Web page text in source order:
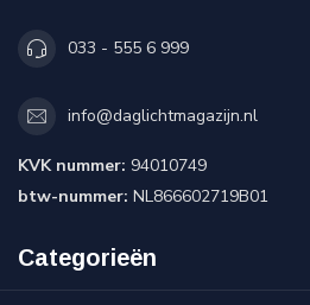
033 - 555 6 999
info@daglichtmagazijn.nl
KVK nummer: 94010749
btw-nummer: NL866602719B01
Categorieën